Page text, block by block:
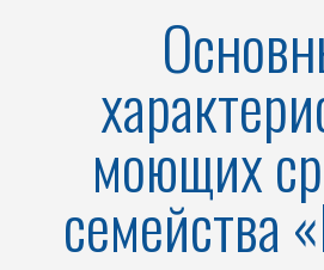
моющих
семейства